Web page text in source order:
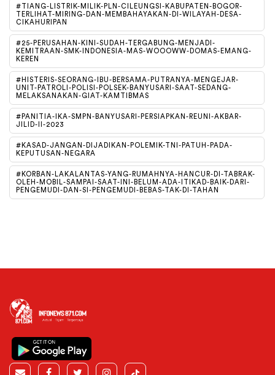
#TIANG-LISTRIK-MILIK-PLN-CILEUNGSI-KABUPATEN-BOGOR-
TERLIHAT-MIRING-DAN-MEMBAHAYAKAN-DI-WILAYAH-DESA-
CIKAHURIPAN
#25-PERUSAHAN-KINI-SUDAH-TERGABUNG-MENJADI-
KEMITRAAN-SMK-INDONESIA-MAS-WOOOWW-DOMAS-EMANG-
KEREN
#HISTERIS-SEORANG-IBU-BERSAMA-PUTRANYA-MENGEJAR-
UNIT-PATROLI-POLISI-POLSEK-BANYUSARI-SAAT-SEDANG-
MELAKSANAKAN-GIAT-KAMTIBMAS
#PANITIA-IKA-SMPN-BANYUSARI-PERSIAPKAN-REUNI-AKBAR-
JILID-II-2023
#KASAD-JANGAN-DIJADIKAN-POLEMIK-TNI-PATUH-PADA-
KEPUTUSAN-NEGARA
#KORBAN-LAKALANTAS-YANG-RUMAHNYA-HANCUR-DI-TABRAK-
OLEH-MOBIL-SAMPAI-SAAT-INI-BELUM-ADA-ITIKAD-BAIK-DARI-
PENGEMUDI-DAN-SI-PENGEMUDI-BEBAS-TAK-DI-TAHAN